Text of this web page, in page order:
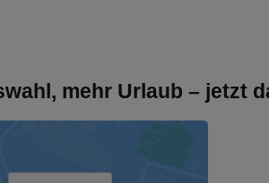
mehr Urlaub – jetzt